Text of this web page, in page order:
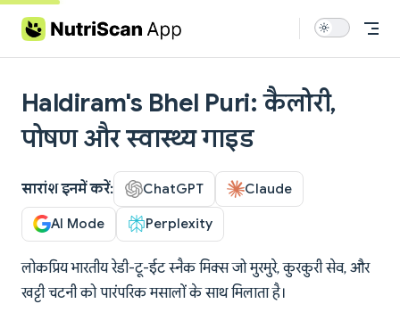
Skip to content
Haldiram's Bhel Puri: कैलोरी,
पोषण और स्वास्थ्य गाइड
सारांश इनमें करें: ChatGPT Claude
AI Mode Perplexity
लोकप्रिय भारतीय रेडी-टू-ईट स्नैक मिक्स जो मुरमुरे, कुरकुरी सेव, और
खट्टी चटनी को पारंपरिक मसालों के साथ मिलाता है।